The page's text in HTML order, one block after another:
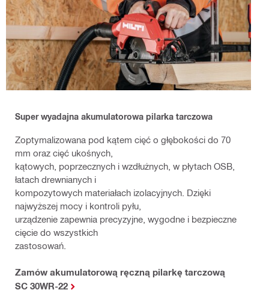
Super wyadajna akumulatorowa pilarka tarczowa
Zoptymalizowana pod kątem cięć o głębokości do 70
mm oraz cięć ukośnych,
kątowych, poprzecznych i wzdłużnych, w płytach OSB,
łatach drewnianych i
kompozytowych materiałach izolacyjnych. Dzięki
najwyższej mocy i kontroli pyłu,
urządzenie zapewnia precyzyjne, wygodne i bezpieczne
cięcie do wszystkich
zastosowań.
Zamów akumulatorową ręczną pilarkę tarczową
SC 30WR-22